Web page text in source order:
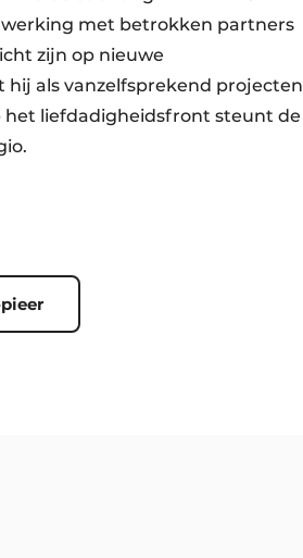
met betrokken partners
zijn op nieuwe
als vanzelfsprekend projecten
het liefdadigheidsfront steunt de